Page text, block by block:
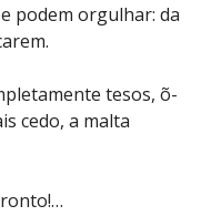
podem orgulhar: da
tesos, õ-
cedo, a malta